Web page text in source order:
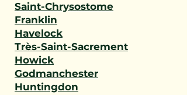
Saint-Chrysostome
Franklin
Havelock
Très-Saint-Sacrement
Howick
Godmanchester
Huntingdon